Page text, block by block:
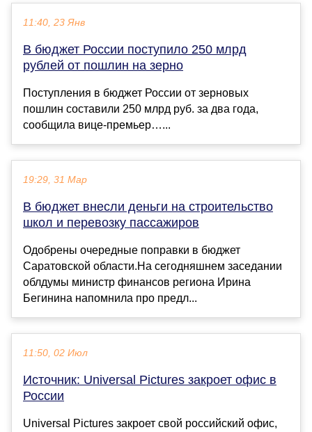
11:40, 23 Янв
В бюджет России поступило 250 млрд
рублей от пошлин на зерно
Поступления в бюджет России от зерновых
пошлин составили 250 млрд руб. за два года,
сообщила вице-премьер…...
19:29, 31 Мар
В бюджет внесли деньги на строительство
школ и перевозку пассажиров
Одобрены очередные поправки в бюджет
Саратовской области.На сегодняшнем заседании
облдумы министр финансов региона Ирина
Бегинина напомнила про предл...
11:50, 02 Июл
Источник: Universal Pictures закроет офис в
России
Universal Pictures закроет свой российский офис,